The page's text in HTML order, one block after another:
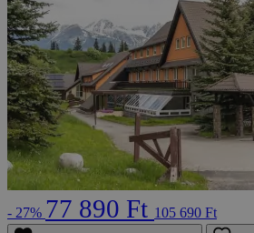
- 27% 77 890 Ft 105 690 Ft